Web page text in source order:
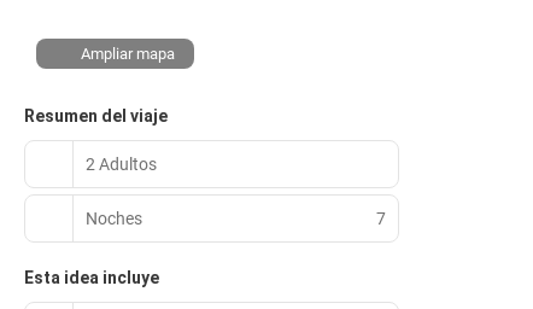
Ampliar mapa
Resumen del viaje
2 Adultos
Noches 7
Esta idea incluye